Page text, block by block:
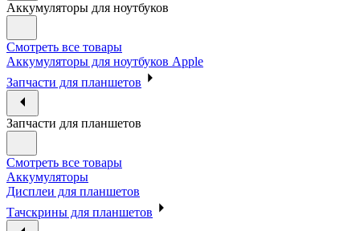
Аккумуляторы для ноутбуков
Смотреть все товары
Аккумуляторы для ноутбуков Apple
Запчасти для планшетов
Запчасти для планшетов
Смотреть все товары
Аккумуляторы
Дисплеи для планшетов
Тачскрины для планшетов